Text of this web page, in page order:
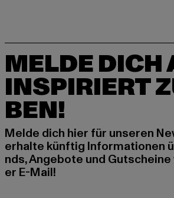
MELDE DICH
INSPIRIERT
BEN!
Melde dich hier für unseren
erhalte künftig Informationen
nds, Angebote und
er E-Mail!